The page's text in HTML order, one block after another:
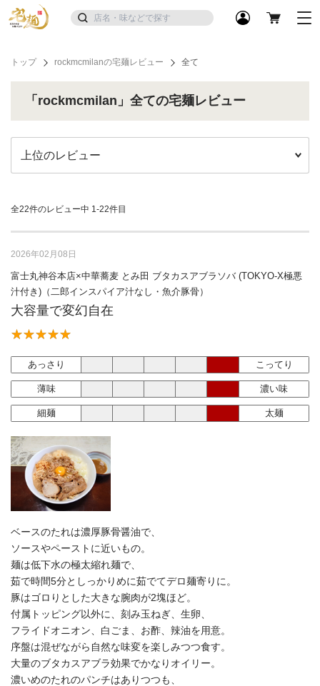
トップ rockmcmilanの宅麺レビュー 全て
「rockmcmilan」全ての宅麺レビュー
全22件のレビュー中 1-22件目
2026年02月08日
富士丸神谷本店×中華蕎麦 とみ田 ブタカスアブラソバ (TOKYO-X極悪
汁付き)（二郎インスパイア汁なし・魚介豚骨）
大容量で変幻自在
あっさり こってり
薄味 濃い味
細麺 太麺
ベースのたれは濃厚豚骨醤油で、
ソースやペーストに近いもの。
麺は低下水の極太縮れ麺で、
茹で時間5分としっかりめに茹でてデロ麺寄りに。
豚はゴロりとした大きな腕肉が2塊ほど。
付属トッピング以外に、刻み玉ねぎ、生卵、
フライドオニオン、白ごま、お酢、辣油を用意。
序盤は混ぜながら自然な味変を楽しみつつ食す。
大量のブタカスアブラ効果でかなりオイリー。
濃いめのたれのパンチはありつつも、